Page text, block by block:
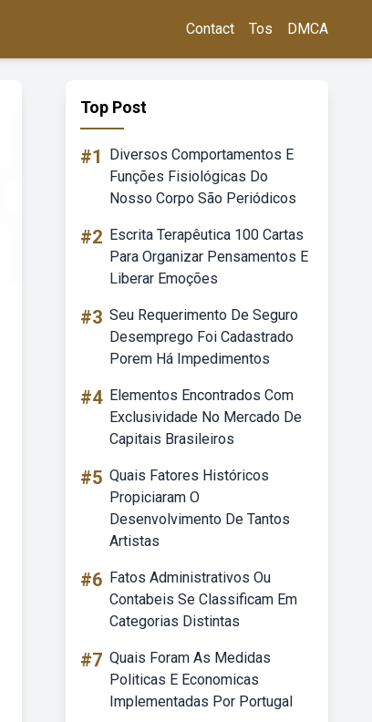
Contact Tos DMCA
Top Post
#1
Diversos Comportamentos E
Funções Fisiológicas Do
Nosso Corpo São Periódicos
#2 Escrita Terapêutica 100 Cartas
Para Organizar Pensamentos E
Liberar Emoções
#3 Seu Requerimento De Seguro
Desemprego Foi Cadastrado
Porem Há Impedimentos
#4 Elementos Encontrados Com
Exclusividade No Mercado De
Capitais Brasileiros
#5 Quais Fatores Históricos
Propiciaram O
Desenvolvimento De Tantos
Artistas
#6 Fatos Administrativos Ou
Contabeis Se Classificam Em
Categorias Distintas
#7 Quais Foram As Medidas
Politicas E Economicas
Implementadas Por Portugal